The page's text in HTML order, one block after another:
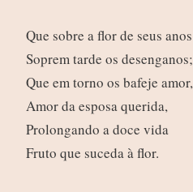
Que sobre a flor de seus anos
Soprem tarde os desenganos;
Que em torno os bafeje amor,
Amor da esposa querida,
Prolongando a doce vida
Fruto que suceda à flor.